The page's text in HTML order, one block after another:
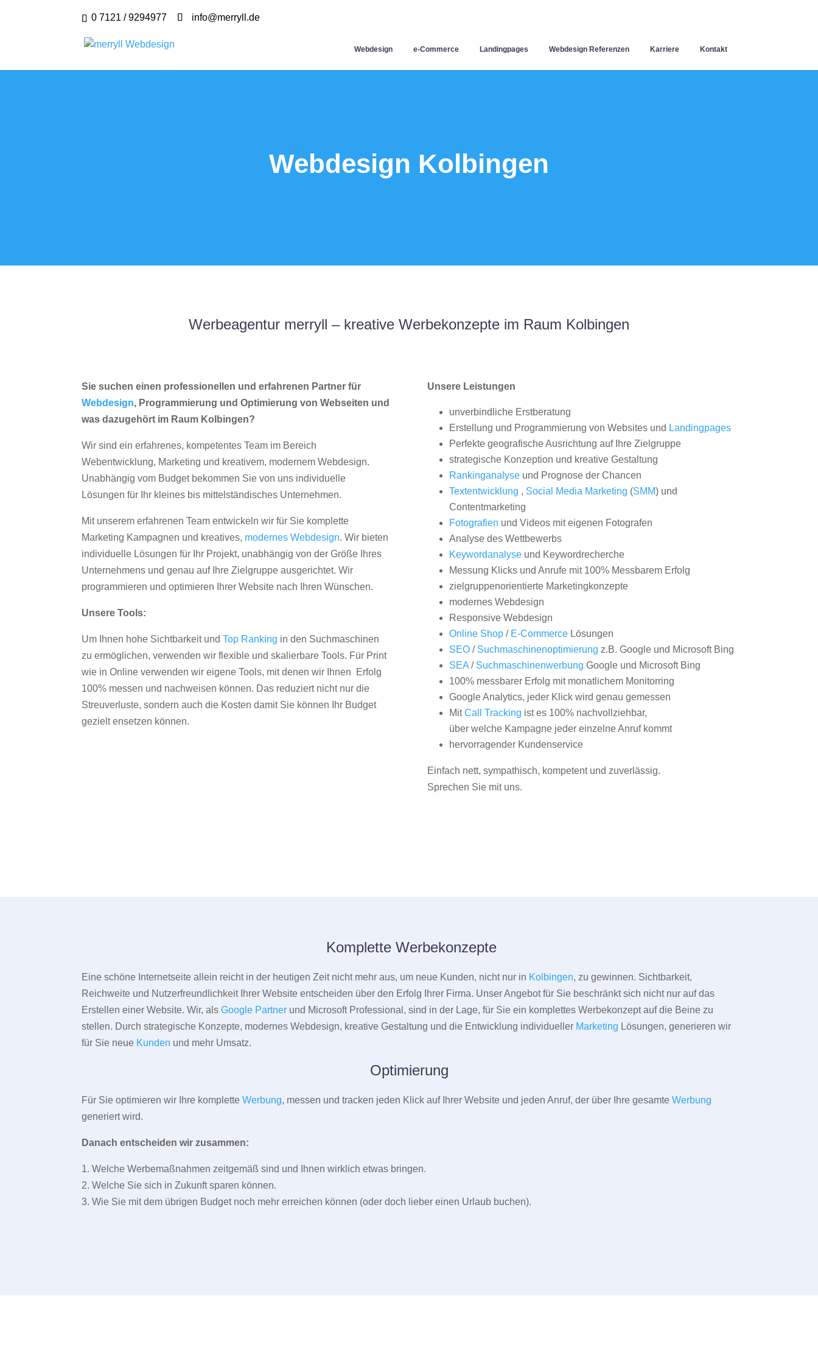
0 7121 / 9294977 info@merryll.de
Webdesign e-Commerce Landingpages Webdesign Referenzen Karriere Kontakt
Webdesign Kolbingen
Werbeagentur merryll – kreative Werbekonzepte im Raum Kolbingen
Sie suchen einen professionellen und erfahrenen Partner für
Webdesign, Programmierung und Optimierung von Webseiten und
was dazugehört im Raum Kolbingen?
Wir sind ein erfahrenes, kompetentes Team im Bereich
Webentwicklung, Marketing und kreativem, modernem Webdesign.
Unabhängig vom Budget bekommen Sie von uns individuelle
Lösungen für Ihr kleines bis mittelständisches Unternehmen.
Mit unserem erfahrenen Team entwickeln wir für Sie komplette
Marketing Kampagnen und kreatives, modernes Webdesign. Wir bieten
individuelle Lösungen für Ihr Projekt, unabhängig von der Größe Ihres
Unternehmens und genau auf Ihre Zielgruppe ausgerichtet. Wir
programmieren und optimieren Ihrer Website nach Ihren Wünschen.
Unsere Tools:
Um Ihnen hohe Sichtbarkeit undTop Ranking in den Suchmaschinen
zu ermöglichen, verwenden wir flexible und skalierbare Tools. Für Print
wie in Online verwenden wir eigene Tools, mit denen wir Ihnen Erfolg
100% messen und nachweisen können. Das reduziert nicht nur die
Streuverluste, sondern auch die Kosten damit Sie können Ihr Budget
gezielt ensetzen können.
Unsere Leistungen
unverbindliche Erstberatung
Erstellung und Programmierung von Websites und Landingpages
Perfekte geografische Ausrichtung auf Ihre Zielgruppe
strategische Konzeption und kreative Gestaltung
Rankinganalyseund Prognose der Chancen
Textentwicklung , Social Media Marketing (SMM) und
Contentmarketing
Fotografien und Videos mit eigenen Fotografen
Analyse des Wettbewerbs
Keywordanalyseund Keywordrecherche
Messung Klicks und Anrufe mit 100% Messbarem Erfolg
zielgruppenorientierte Marketingkonzepte
modernes Webdesign
Responsive Webdesign
Online Shop/ E-CommerceLösungen
SEO/ Suchmaschinenoptimierung z.B. Google und Microsoft Bing
SEA/ Suchmaschinenwerbung Google und Microsoft Bing
100% messbarer Erfolg mit monatlichem Monitorring
Google Analytics, jeder Klick wird genau gemessen
MitCall Tracking ist es 100% nachvollziehbar,
über welche Kampagne jeder einzelne Anruf kommt
hervorragender Kundenservice
Einfach nett, sympathisch, kompetent und zuverlässig.
Sprechen Sie mit uns.
Komplette Werbekonzepte
Eine schöne Internetseite allein reicht in der heutigen Zeit nicht mehr aus, um neue Kunden, nicht nur in Kolbingen, zu gewinnen. Sichtbarkeit,
Reichweite und Nutzerfreundlichkeit Ihrer Website entscheiden über den Erfolg Ihrer Firma. Unser Angebot für Sie beschränkt sich nicht nur auf das
Erstellen einer Website. Wir, alsGoogle Partner und Microsoft Professional, sind in der Lage, für Sie ein komplettes Werbekonzept auf die Beine zu
stellen. Durch strategische Konzepte, modernes Webdesign, kreative Gestaltung und die Entwicklung individueller Marketing Lösungen, generieren wir
für Sie neue Kunden und mehr Umsatz.
Optimierung
Für Sie optimieren wir Ihre kompletteWerbung, messen und tracken jeden Klick auf Ihrer Website und jeden Anruf, der über Ihre gesamteWerbung
generiert wird.
Danach entscheiden wir zusammen:
1. Welche Werbemaßnahmen zeitgemäß sind und Ihnen wirklich etwas bringen.
2. Welche Sie sich in Zukunft sparen können.
3. Wie Sie mit dem übrigen Budget noch mehr erreichen können (oder doch lieber einen Urlaub buchen).